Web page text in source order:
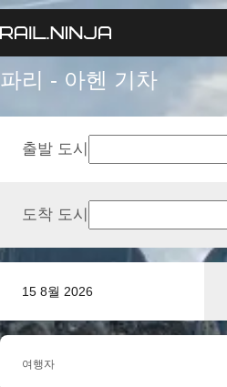
파리 - 아헨 기차
15 8월 2026
출발 도시
도착 도시
여행자